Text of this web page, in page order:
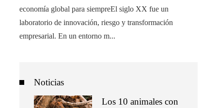
economía global para siempreEl siglo XX fue un
laboratorio de innovación, riesgo y transformación
empresarial. En un entorno m...
Noticias
Los 10 animales con